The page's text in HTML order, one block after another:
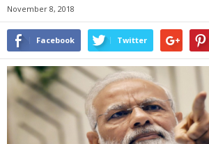
November 8, 2018
Facebook Twitter